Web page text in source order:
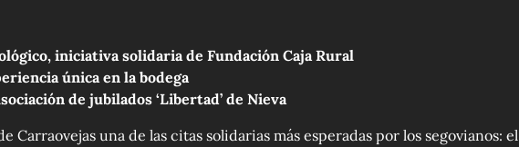
iniciativa solidaria de Fundación Caja Rural
única en la bodega
de jubilados ‘Libertad’ de Nieva
Carraovejas una de las citas solidarias más esperadas por los segovianos: el